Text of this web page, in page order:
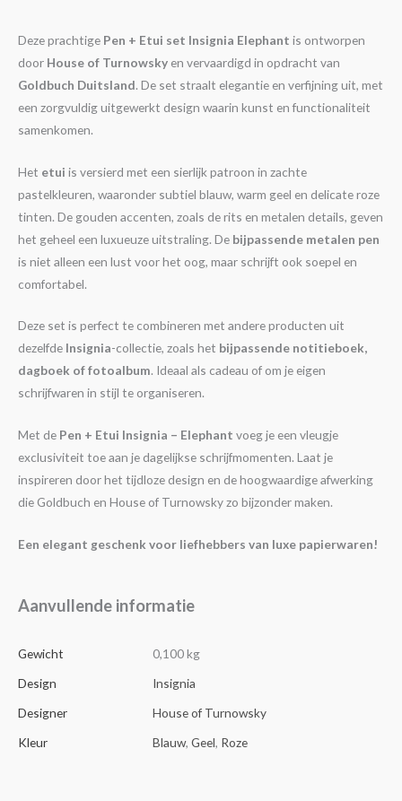
Deze prachtige Pen + Etui set Insignia Elephant is ontworpen
door House of Turnowsky en vervaardigd in opdracht van
Goldbuch Duitsland. De set straalt elegantie en verfijning uit, met
een zorgvuldig uitgewerkt design waarin kunst en functionaliteit
samenkomen.
Het etui is versierd met een sierlijk patroon in zachte
pastelkleuren, waaronder subtiel blauw, warm geel en delicate roze
tinten. De gouden accenten, zoals de rits en metalen details, geven
het geheel een luxueuze uitstraling. De bijpassende metalen pen
is niet alleen een lust voor het oog, maar schrijft ook soepel en
comfortabel.
Deze set is perfect te combineren met andere producten uit
dezelfde Insignia-collectie, zoals het bijpassende notitieboek,
dagboek of fotoalbum. Ideaal als cadeau of om je eigen
schrijfwaren in stijl te organiseren.
Met de Pen + Etui Insignia – Elephant voeg je een vleugje
exclusiviteit toe aan je dagelijkse schrijfmomenten. Laat je
inspireren door het tijdloze design en de hoogwaardige afwerking
die Goldbuch en House of Turnowsky zo bijzonder maken.
Een elegant geschenk voor liefhebbers van luxe papierwaren!
Aanvullende informatie
Gewicht
0,100 kg
Design
Insignia
Designer
House of Turnowsky
Kleur
Blauw, Geel, Roze